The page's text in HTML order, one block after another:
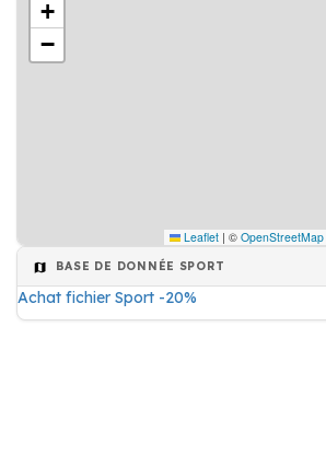
+
−
Leaflet | © OpenStreetMap
BASE DE DONNÉE SPORT
Achat fichier Sport -20%